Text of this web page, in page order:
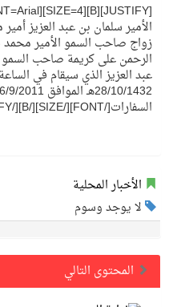
الأمير سلمان بن عبد العزيز
زواج صاحب السمو الأمير محمد
الرحمن على كريمة صاحب السمو
عبد العزيز الذي سيقام في
السفارات[/FONT][/SIZE][/B][/JUSTIFY]
الأخبار المحلية
لا يوجد وسوم
المحتوى التالي